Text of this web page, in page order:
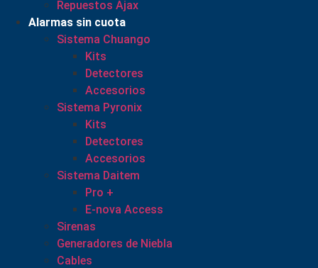
Repuestos Ajax
Alarmas sin cuota
Sistema Chuango
Kits
Detectores
Accesorios
Sistema Pyronix
Kits
Detectores
Accesorios
Sistema Daitem
Pro +
E-nova Access
Sirenas
Generadores de Niebla
Cables